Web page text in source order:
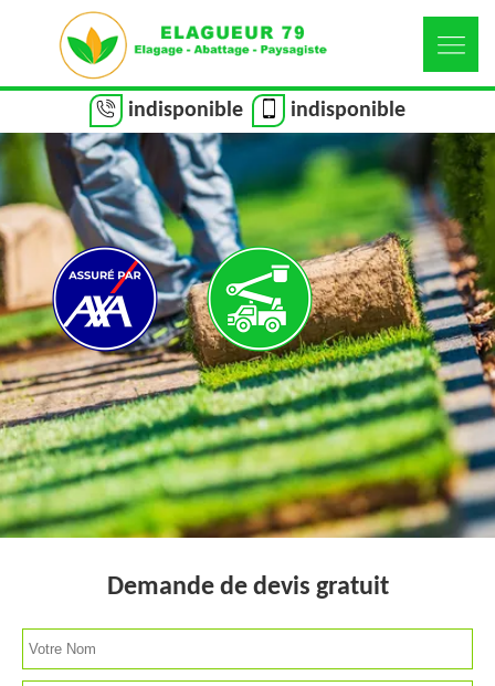
indisponible indisponible
Demande de devis gratuit